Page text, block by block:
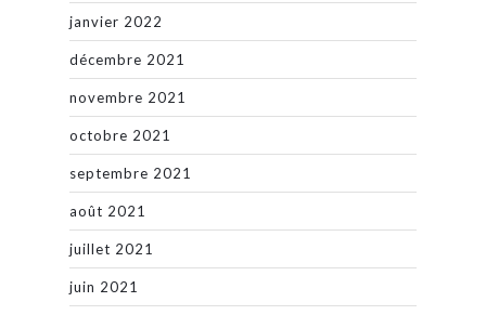
janvier 2022
décembre 2021
novembre 2021
octobre 2021
septembre 2021
août 2021
juillet 2021
juin 2021